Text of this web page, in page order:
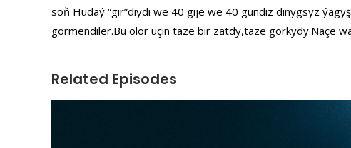
soň Hudaý “gir”diydi we 40 gije we 40 gundiz dinygsyz
gormendiler.Bu olor uçin täze bir zatdy,täze gorkydy.Näçe
Related Episodes